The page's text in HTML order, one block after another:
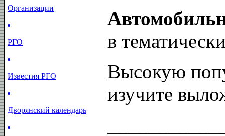
Организации
РГО
Известия РГО
Дворянский календарь
в
Высокую
изучите